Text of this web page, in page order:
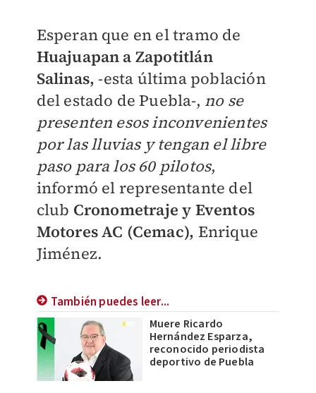
Esperan que en el tramo de
Huajuapan a Zapotitlán
Salinas, -esta última población
del estado de Puebla-, no se
presenten esos inconvenientes
por las lluvias y tengan el libre
paso para los 60 pilotos,
informó el representante del
club Cronometraje y Eventos
Motores AC (Cemac), Enrique
Jiménez.
También puedes leer...
Muere Ricardo
Hernández Esparza,
reconocido periodista
deportivo de Puebla